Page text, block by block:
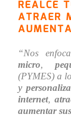
REALCE
ATRAER
“Nos
micro,
(PYMES) a
y
internet,
aumentar